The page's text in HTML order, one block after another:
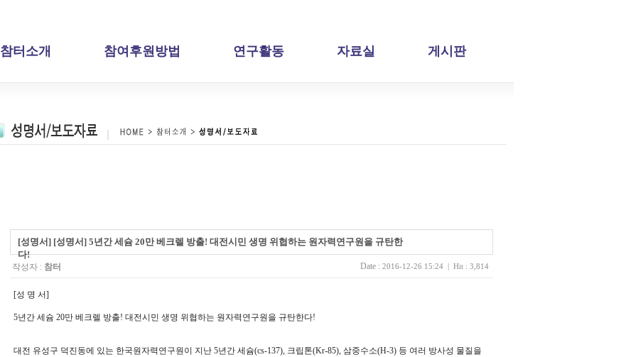
참터소개 참여후원방법 연구활동 자료실 게시판
[성명서] [성명서] 5년간 세슘 20만 베크렐 방출! 대전시민 생명 위협하는 원자력연구원을 규탄한
다!
작성자 : 참터 Date : 2016-12-26 15:24 | Hit : 3,814
[성 명 서]
5년간 세슘 20만 베크렐 방출! 대전시민 생명 위협하는 원자력연구원을 규탄한다!
대전 유성구 덕진동에 있는 한국원자력연구원이 지난 5년간 세슘(cs-137), 크립톤(Kr-85), 삼중수소(H-3) 등 여러 방사성 물질을